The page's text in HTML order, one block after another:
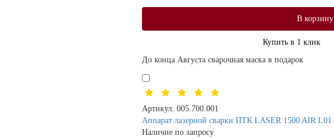
В корзину
Купить в 1 клик
До конца Августа сварочная маска в подарок
Артикул: 005.700.001
Аппарат лазерной сварки ПТК LASER 1500 AIR L01
Наличие по запросу